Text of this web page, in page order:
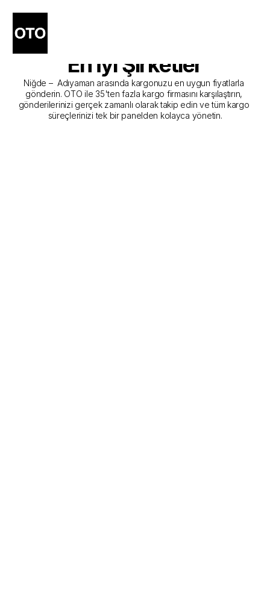
Niğde - Adıyaman Kargo
Gönderim Hizmeti Sunan
En İyi Şirketler
Niğde –  Adıyaman arasında kargonuzu en uygun fiyatlarla
gönderin. OTO ile 35'ten fazla kargo firmasını karşılaştırın,
gönderilerinizi gerçek zamanlı olarak takip edin ve tüm kargo
süreçlerinizi tek bir panelden kolayca yönetin.